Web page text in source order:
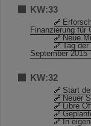
KW:33
Finanzierung für
Neue
Tag
September 2015
KW:32
Start
Neuer
Libre
In